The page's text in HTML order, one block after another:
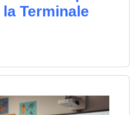
la Terminale